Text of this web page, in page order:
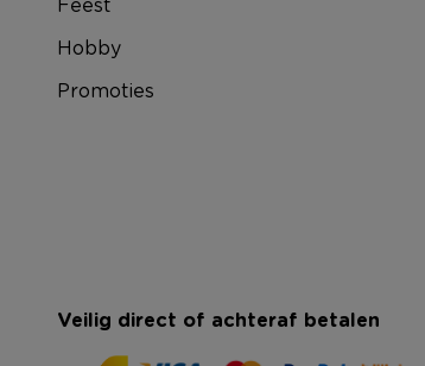
Hobby
Promoties
Veilig direct of achteraf betalen